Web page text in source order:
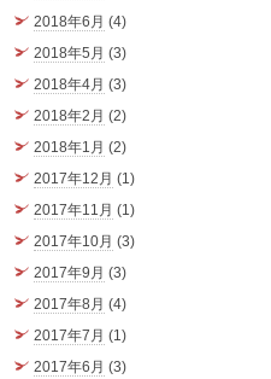
2018年6月 (4)
2018年5月 (3)
2018年4月 (3)
2018年2月 (2)
2018年1月 (2)
2017年12月 (1)
2017年11月 (1)
2017年10月 (3)
2017年9月 (3)
2017年8月 (4)
2017年7月 (1)
2017年6月 (3)